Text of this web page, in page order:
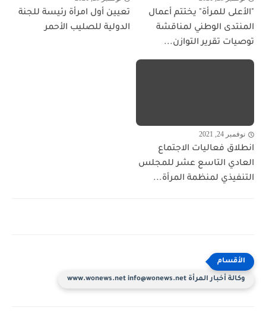
"الأعلى للمرأة" يختتم أعمال
المنتدى الوطني لمناقشة
توصيات تقرير التوازن...
تعيين أول امرأة رئيسة للجنة
الدولية للصليب الأحمر
نوفمبر 24, 2021
انطلاق فعاليات الاجتماع
العادي التاسع عشر للمجلس
التنفيذي لمنظمة المرأة...
وكالة أخبار المرأة www.wonews.net info@wonews.net